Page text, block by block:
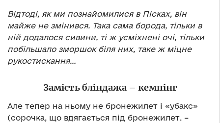
Відтоді, як ми познайомилися в Пісках, він
майже не змінився. Така сама борода, тільки в
ній додалося сивини, ті ж усміхнені очі, тільки
побільшало зморшок біля них, таке ж міцне
рукостискання…
Замість бліндажа – кемпінг
Але тепер на ньому не бронежилет і «убакс»
(сорочка, що вдягається під бронежилет. –